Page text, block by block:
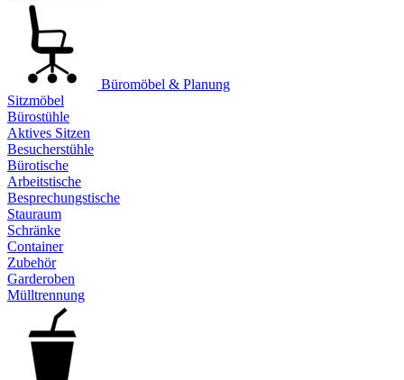
Büromöbel & Planung
Sitzmöbel
Bürostühle
Aktives Sitzen
Besucherstühle
Bürotische
Arbeitstische
Besprechungstische
Stauraum
Schränke
Container
Zubehör
Garderoben
Mülltrennung